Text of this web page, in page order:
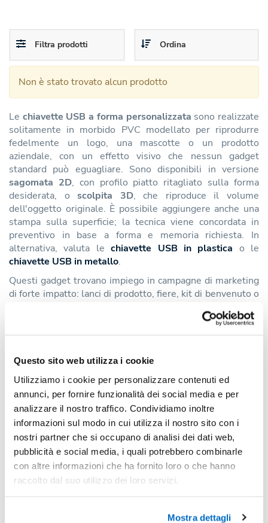
Questo sito web utilizza i cookie
Utilizziamo i cookie per personalizzare contenuti ed
annunci, per fornire funzionalità dei social media e per
analizzare il nostro traffico. Condividiamo inoltre
informazioni sul modo in cui utilizza il nostro sito con i
nostri partner che si occupano di analisi dei dati web,
pubblicità e social media, i quali potrebbero combinarle
con altre informazioni che ha fornito loro o che hanno
raccolto dal suo utilizzo dei loro servizi.
Mostra dettagli
Toggle
navigation
Filtra prodotti
Toggle
navigation
Ordina
Non è stato trovato alcun prodotto
Le chiavette USB a forma personalizzata sono realizzate
solitamente in morbido PVC modellato per riprodurre
fedelmente un logo, una mascotte o un prodotto
aziendale, con un effetto visivo che nessun gadget
standard può eguagliare. Sono disponibili in versione
sagomata 2D, con profilo piatto ritagliato sulla forma
desiderata, oscolpita 3D, che riproduce il volume
dell'oggetto originale. È possibile aggiungere anche una
stampa sulla superficie; la tecnica viene concordata in
preventivo in base a forma e memoria richiesta. In
alternativa, valuta lechiavette USB in plastica o le
chiavette USB in metallo.
Questi gadget trovano impiego in campagne di marketing
di forte impatto: lanci di prodotto, fiere, kit di benvenuto o
perfetti anche come oggetti da collezione o per rafforzare
Che la tua azienda si trovi a Torino, Bologna o Bari, il
servizio di spedizione di Gheddi copre l'intero territorio
nazionale.
Quanto tempo serve per una bozza grafica?
La bozza è gratuita ed è fornita entro 24 ore dalla
richiesta.
Qual è la quantità minima di ordine?
Varia in base alla complessità della forma e alla memoria
scelta: richiedi un preventivo per l'indicazione esatta.
Sì, il PVC morbido si presta a riprodurre quasi ogni forma